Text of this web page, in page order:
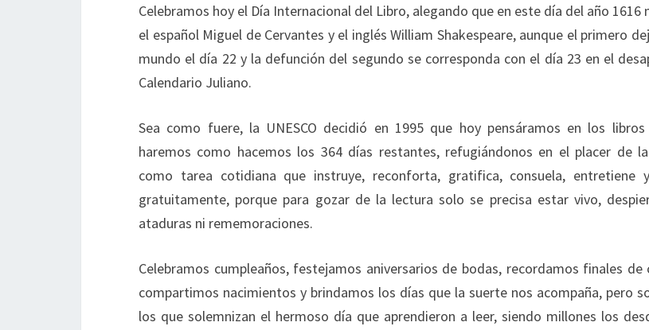
Celebramos hoy el Día Internacional del Libro, alegando que en este día del año 1616
el español Miguel de Cervantes y el inglés William Shakespeare, aunque el primero
mundo el día 22 y la defunción del segundo se corresponda con el día 23 en el
Calendario Juliano.
Sea como fuere, la UNESCO decidió en 1995 que hoy pensáramos en los
haremos como hacemos los 364 días restantes, refugiándonos en el placer de
como tarea cotidiana que instruye, reconforta, gratifica, consuela, entretiene
gratuitamente, porque para gozar de la lectura solo se precisa estar vivo,
ataduras ni rememoraciones.
Celebramos cumpleaños, festejamos aniversarios de bodas, recordamos finales de
compartimos nacimientos y brindamos los días que la suerte nos acompaña, pero
los que solemnizan el hermoso día que aprendieron a leer, siendo millones los